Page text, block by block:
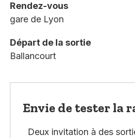
Rendez-vous
gare de Lyon
Départ de la sortie
Ballancourt
Envie de tester la
Deux invitation à des